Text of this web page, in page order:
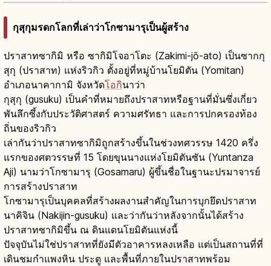
กุสุกุมรดกโลกที่เล่าว่าโกซามารุเป็นผู้สร้าง
ปราสาทซากิมิ หรือ ซากิมิโจอาโตะ (Zakimi-jō-ato) เป็นซากกุ
สุกุ (ปราสาท) แห่งริวกิว ตั้งอยู่ที่หมู่บ้านโยมิตัน (Yomitan)
อำเภอนาคากามิ จังหวัดโอกินาว่า
กุสุกุ (gusuku) เป็นคำที่หมายถึงปราสาทหรือฐานที่มั่นซึ่งเกี่ยว
พันลึกซึ้งกับประวัติศาสตร์ ความศรัทธา และการปกครองท้อง
ถิ่นของริวกิว
เล่ากันว่าปราสาทซากิมิถูกสร้างขึ้นในช่วงทศวรรษ 1420 ครึ่ง
แรกของศตวรรษที่ 15 โดยขุนนางแห่งโยมิตันซัน (Yuntanza
Aji) นามว่าโกซามารุ (Gosamaru) ผู้ขึ้นชื่อในฐานะปรมาจารย์
การสร้างปราสาท
โกซามารุเป็นบุคคลที่สร้างผลงานสำคัญในการบุกยึดปราสาท
นาคิจิน (Nakijin-gusuku) และว่ากันว่าหลังจากนั้นได้สร้าง
ปราสาทซากิมิขึ้น ณ ดินแดนโยมิตันแห่งนี้
ปัจจุบันไม่ใช่ปราสาทที่ยังมีตัวอาคารหลงเหลือ แต่เป็นสถานที่ที่
เดินชมกำแพงหิน ประตู และพื้นที่ภายในปราสาทพร้อม